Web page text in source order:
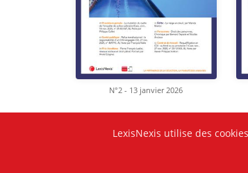
N°2 - 13 janvier 2026
LexisNexis utilise des